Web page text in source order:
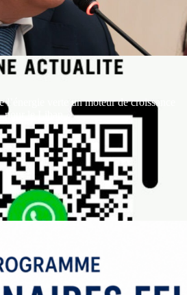
verte un moteur de croissance
pour le Liban
du Forum des Experts Libanais